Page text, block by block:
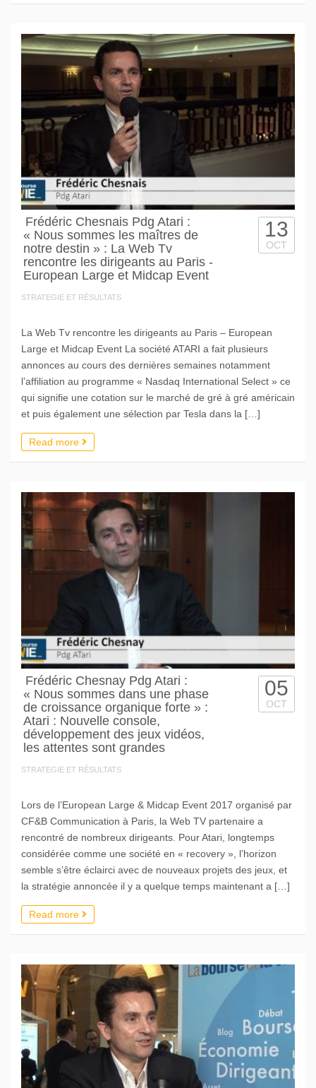
Frédéric Chesnais Pdg Atari :
« Nous sommes les maîtres de
notre destin » : La Web Tv
rencontre les dirigeants au Paris -
European Large et Midcap Event
STRATEGIE ET RÉSULTATS
13
OCT
La Web Tv rencontre les dirigeants au Paris – European
Large et Midcap Event La société ATARI a fait plusieurs
annonces au cours des dernières semaines notamment
l’affiliation au programme « Nasdaq International Select » ce
qui signifie une cotation sur le marché de gré à gré américain
et puis également une sélection par Tesla dans la […]
Read more
Frédéric Chesnay Pdg Atari :
« Nous sommes dans une phase
de croissance organique forte » :
Atari : Nouvelle console,
développement des jeux vidéos,
les attentes sont grandes
STRATEGIE ET RÉSULTATS
05
OCT
Lors de l’European Large & Midcap Event 2017 organisé par
CF&B Communication à Paris, la Web TV partenaire a
rencontré de nombreux dirigeants. Pour Atari, longtemps
considérée comme une société en « recovery », l’horizon
semble s’être éclairci avec de nouveaux projets des jeux, et
la stratégie annoncée il y a quelque temps maintenant a […]
Read more